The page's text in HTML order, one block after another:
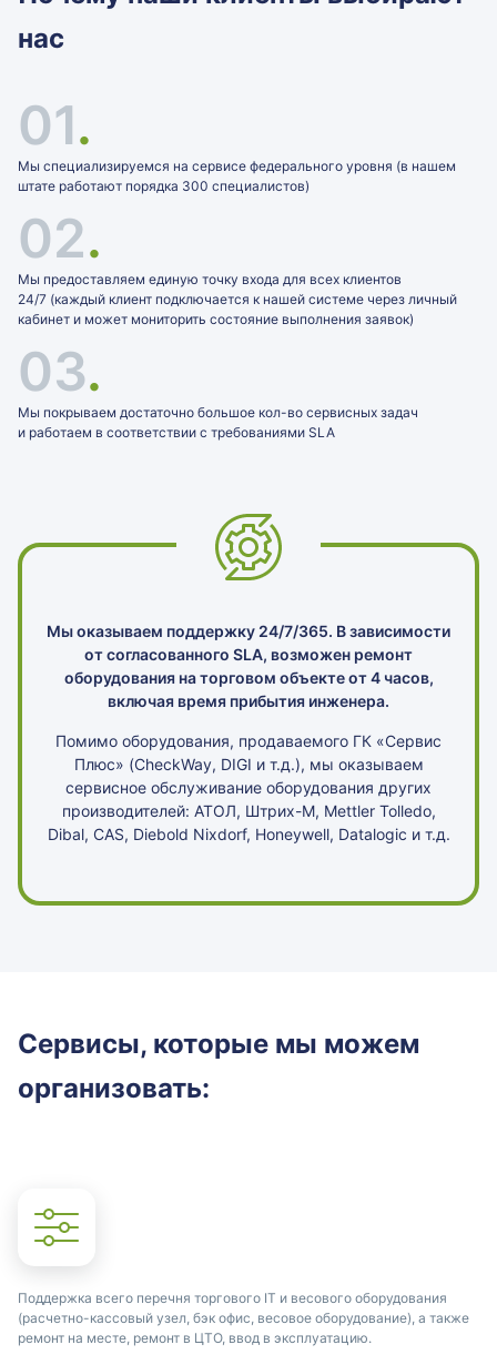
нас
01.
Мы специализируемся на сервисе федерального уровня (в нашем
штате работают порядка 300 специалистов)
02.
Мы предоставляем единую точку входа для всех клиентов
24/7 (каждый клиент подключается к нашей системе через личный
кабинет и может мониторить состояние выполнения заявок)
03.
Мы покрываем достаточно большое кол-во сервисных задач
и работаем в соответствии с требованиями SLA
Мы оказываем поддержку 24/7/365. В зависимости
от согласованного SLA, возможен ремонт
оборудования на торговом объекте от 4 часов,
включая время прибытия инженера.
Помимо оборудования, продаваемого ГК «Сервис
Плюс» (CheckWay, DIGI и т.д.), мы оказываем
сервисное обслуживание оборудования других
производителей: АТОЛ, Штрих-М, Mettler Tollеdo,
Dibal, CAS, Diebold Nixdorf, Honeywell, Datalogic и т.д.
Сервисы, которые мы можем
организовать:
Поддержка всего перечня торгового IT и весового оборудования
(расчетно-кассовый узел, бэк офис, весовое оборудование), а также
ремонт на месте, ремонт в ЦТО, ввод в эксплуатацию.